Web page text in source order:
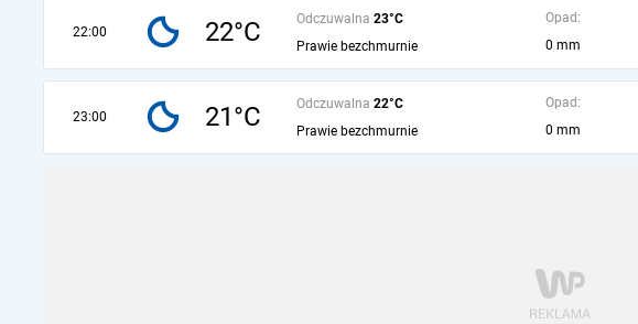
22:00 22°C Odczuwalna 23°C
Prawie bezchmurnie
Opad:
0 mm
23:00 21°C Odczuwalna 22°C
Prawie bezchmurnie
Opad:
0 mm